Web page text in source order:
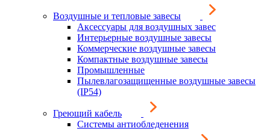
Воздушные и тепловые завесы
Аксессуары для воздушных завес
Интерьерные воздушные завесы
Коммерческие воздушные завесы
Компактные воздушные завесы
Промышленные
Пылевлагозащищенные воздушные завесы
(IP54)
Греющий кабель
Системы антиобледенения